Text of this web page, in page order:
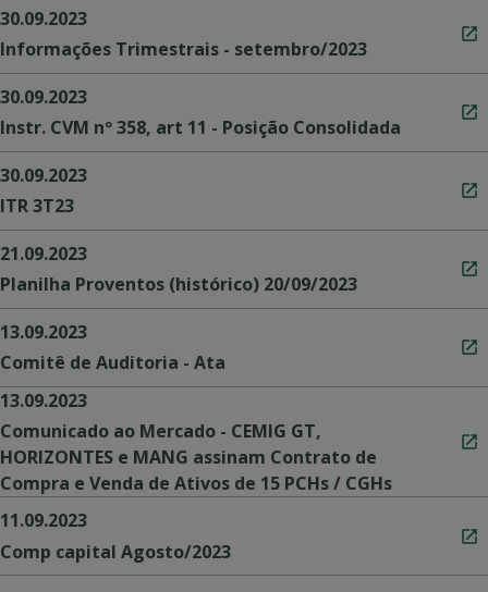
30.09.2023
Informações Trimestrais - setembro/2023
30.09.2023
Instr. CVM nº 358, art 11 - Posição Consolidada
30.09.2023
ITR 3T23
21.09.2023
Planilha Proventos (histórico) 20/09/2023
13.09.2023
Comitê de Auditoria - Ata
13.09.2023
Comunicado ao Mercado - CEMIG GT,
HORIZONTES e MANG assinam Contrato de
Compra e Venda de Ativos de 15 PCHs / CGHs
11.09.2023
Comp capital Agosto/2023